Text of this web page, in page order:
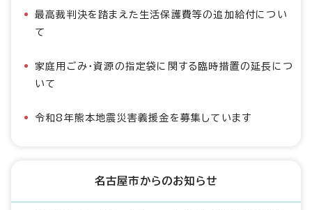
最高裁判決を踏まえた生活保護費等の追加給付につい
て
家庭用ごみ・資源の指定袋に関する臨時措置の延長につ
いて
令和8年熊本地震災害義援金を募集しています
名古屋市からのお知らせ